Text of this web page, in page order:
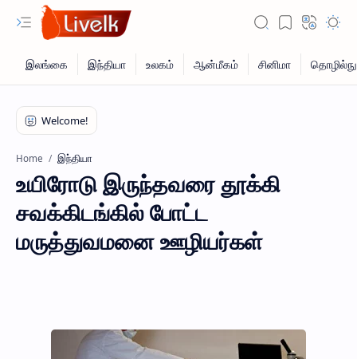
Home இந்தியா
உயிரோடு இருந்தவரை தூக்கி
சவக்கிடங்கில் போட்ட
மருத்துவமனை ஊழியர்கள்